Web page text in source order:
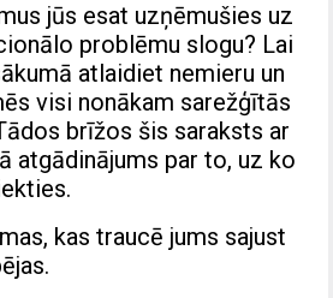
jūs esat uzņēmušies uz
problēmu slogu? Lai
atlaidiet nemieru un
visi nonākam sarežģītās
brīžos šis saraksts ar
atgādinājums par to, uz ko
kas traucē jums sajust